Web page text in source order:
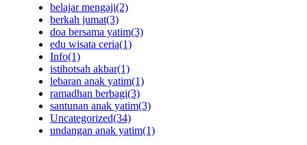
belajar mengaji(2)
berkah jumat(3)
doa bersama yatim(3)
edu wisata ceria(1)
Info(1)
istihotsah akbar(1)
lebaran anak yatim(1)
ramadhan berbagi(3)
santunan anak yatim(3)
Uncategorized(34)
undangan anak yatim(1)